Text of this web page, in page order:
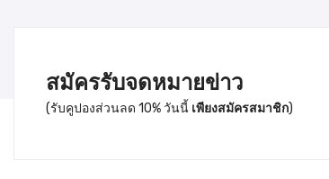
สมัครรับจดหมายข่าว
(รับคูปองส่วนลด 10% วันนี้ เพียงสมัครสมาชิก)